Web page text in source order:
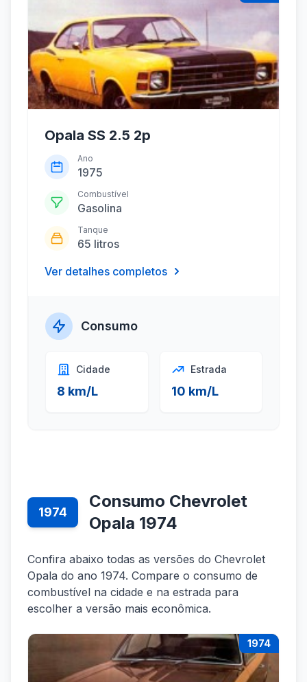
Opala SS 2.5 2p
Ano
1975
Combustível
Gasolina
Tanque
65 litros
Ver detalhes completos
Consumo
Cidade
8 km/L
Estrada
10 km/L
1974
Consumo Chevrolet
Opala 1974
Confira abaixo todas as versões do Chevrolet
Opala do ano 1974. Compare o consumo de
combustível na cidade e na estrada para
escolher a versão mais econômica.
1974